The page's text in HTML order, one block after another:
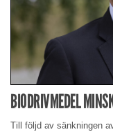
BIODRIVMEDEL
Till följd av sänkningen